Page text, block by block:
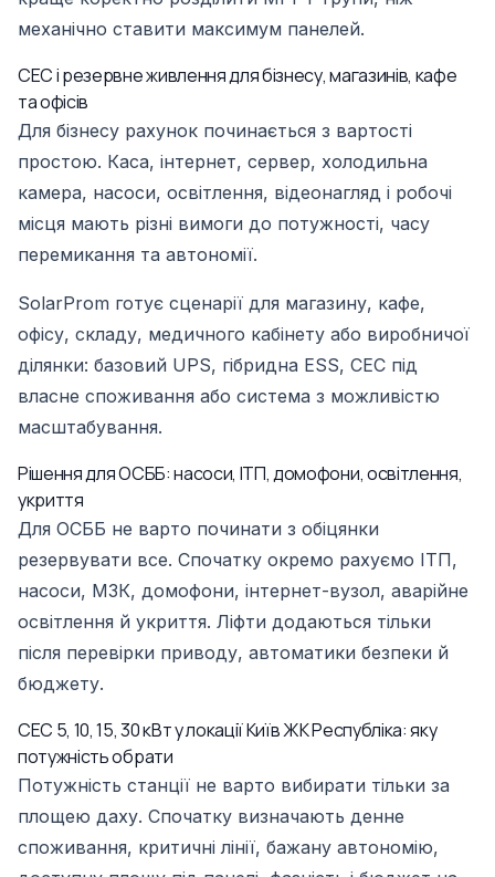
механічно ставити максимум панелей.
СЕС і резервне живлення для бізнесу, магазинів, кафе
та офісів
Для бізнесу рахунок починається з вартості
простою. Каса, інтернет, сервер, холодильна
камера, насоси, освітлення, відеонагляд і робочі
місця мають різні вимоги до потужності, часу
перемикання та автономії.
SolarProm готує сценарії для магазину, кафе,
офісу, складу, медичного кабінету або виробничої
ділянки: базовий UPS, гібридна ESS, СЕС під
власне споживання або система з можливістю
масштабування.
Рішення для ОСББ: насоси, ІТП, домофони, освітлення,
укриття
Для ОСББ не варто починати з обіцянки
резервувати все. Спочатку окремо рахуємо ІТП,
насоси, МЗК, домофони, інтернет-вузол, аварійне
освітлення й укриття. Ліфти додаються тільки
після перевірки приводу, автоматики безпеки й
бюджету.
СЕС 5, 10, 15, 30 кВт у локації Київ ЖК Республіка: яку
потужність обрати
Потужність станції не варто вибирати тільки за
площею даху. Спочатку визначають денне
споживання, критичні лінії, бажану автономію,